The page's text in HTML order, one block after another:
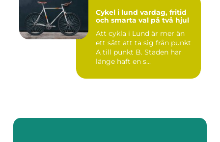
Cykel i lund vardag, fritid
och smarta val på två hjul
Att cykla i Lund är mer än
ett sätt att ta sig från punkt
A till punkt B. Staden har
länge haft en s...